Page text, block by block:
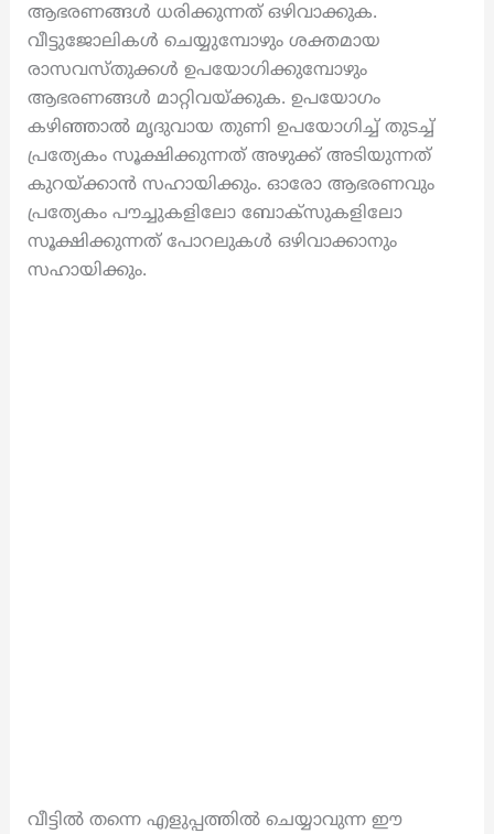
ആഭരണങ്ങൾ ധരിക്കുന്നത് ഒഴിവാക്കുക.
വീട്ടുജോലികൾ ചെയ്യുമ്പോഴും ശക്തമായ
രാസവസ്തുക്കൾ ഉപയോഗിക്കുമ്പോഴും
ആഭരണങ്ങൾ മാറ്റിവയ്ക്കുക. ഉപയോഗം
കഴിഞ്ഞാൽ മൃദുവായ തുണി ഉപയോഗിച്ച് തുടച്ച്
പ്രത്യേകം സൂക്ഷിക്കുന്നത് അഴുക്ക് അടിയുന്നത്
കുറയ്ക്കാൻ സഹായിക്കും. ഓരോ ആഭരണവും
പ്രത്യേകം പൗച്ചുകളിലോ ബോക്സുകളിലോ
സൂക്ഷിക്കുന്നത് പോറലുകൾ ഒഴിവാക്കാനും
സഹായിക്കും.
വീട്ടിൽ തന്നെ എളുപ്പത്തിൽ ചെയ്യാവുന്ന ഈ